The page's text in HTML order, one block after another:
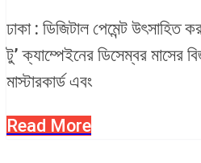
ঢাকা : ডিজিটাল পেমেন্ট উৎসাহিত
টু’ ক্যাম্পেইনের ডিসেম্বর মাসের
মাস্টারকার্ড এবং
Read More